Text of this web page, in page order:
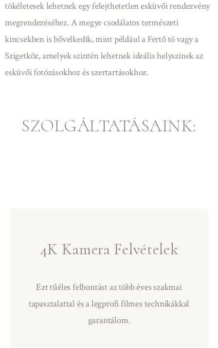
tökéletesek lehetnek egy felejthetetlen esküvői rendezvény
megrendezéséhez. A megye csodálatos természeti
kincsekben is bővelkedik, mint például a Fertő tó vagy a
Szigetköz, amelyek szintén lehetnek ideális helyszínek az
esküvői fotózásokhoz és szertartásokhoz.
SZOLGÁLTATÁSAINK:
4K Kamera Felvételek
Ezt tűéles felbontást az több éves szakmai
tapasztalattal és a legprofi filmes technikákkal
garantálom.